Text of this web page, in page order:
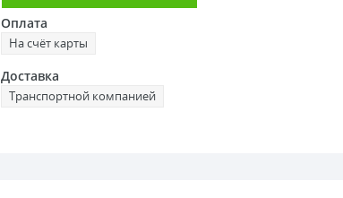
Оплата
На счёт карты
Доставка
Транспортной компанией